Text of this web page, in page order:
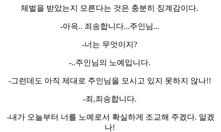
체벌을 받았는지 모른다는 것은 충분히 징계감이다.
-아윽.. 죄송합니다...주인님...
-너는 무엇이지?
-..주인님의 노예입니다.
-그런데도 아직 제대로 주인님을 모시고 있지 못하지 않나!!
-죄,죄송합니다.
-내가 오늘부터 너를 노예로서 확실하게 조교해 주겠다. 알겠
나!